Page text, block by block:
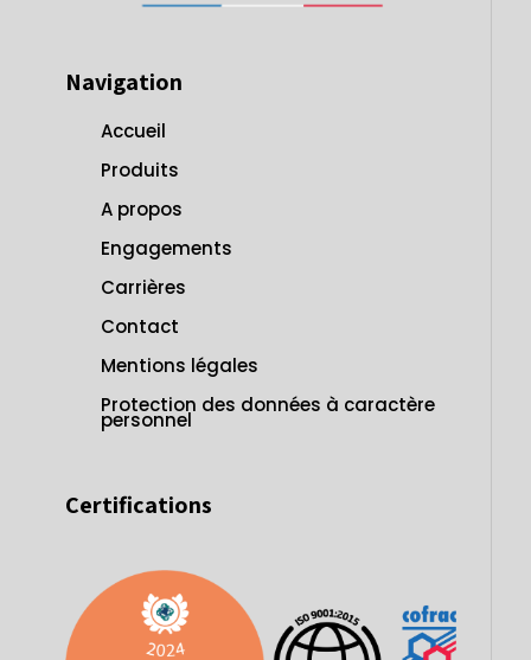
Navigation
Accueil
Produits
A propos
Engagements
Carrières
Contact
Mentions légales
Protection des données à caractère
personnel
Certifications